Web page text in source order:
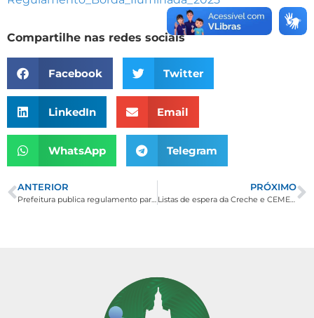
Compartilhe nas redes sociais
Facebook Twitter
LinkedIn Email
WhatsApp Telegram
ANTERIOR
Prefeitura publica regulamento para uso do Coreto na Semana de Natal
PRÓXIMO
Listas de espera da Creche e CEMEIs (Dezembro de 2025)